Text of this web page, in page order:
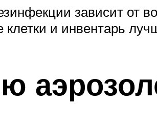
зависит от
клетки и инвентарь